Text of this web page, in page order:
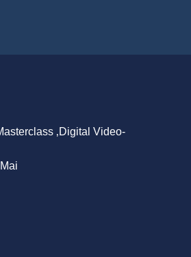
‚Digital Video-
Mai